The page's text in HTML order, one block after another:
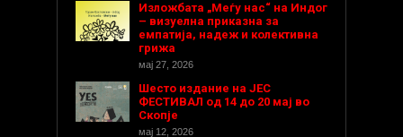
Изложбата „Меѓу нас“ на Индог
– визуелна приказна за
емпатија, надеж и колективна
грижа
мај 27, 2026
Шесто издание на ЈЕС
ФЕСТИВАЛ од 14 до 20 мај во
Скопје
мај 12, 2026